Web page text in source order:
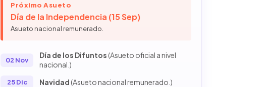
Próximo Asueto
Día de la Independencia (15 Sep)
Asueto nacional remunerado.
02 Nov
Día de los Difuntos(Asueto oficial a nivel
nacional.)
25 Dic Navidad(Asueto nacional remunerado.)